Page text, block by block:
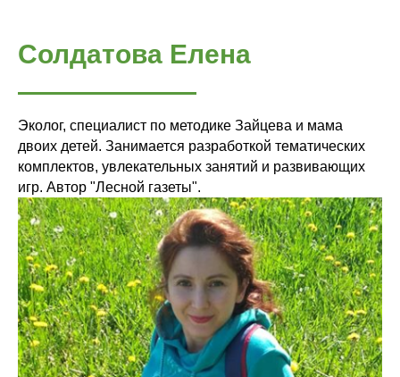
Солдатова Елена
Эколог, специалист по методике Зайцева и мама
двоих детей. Занимается разработкой тематических
комплектов, увлекательных занятий и развивающих
игр. Автор "Лесной газеты".